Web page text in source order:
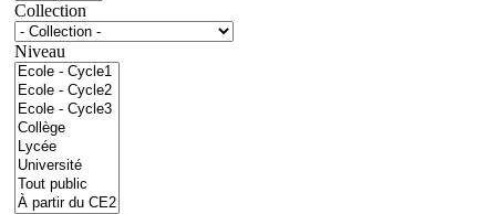
Collection
Niveau